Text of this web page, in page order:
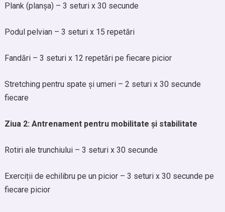
Plank (planșa) – 3 seturi x 30 secunde
Podul pelvian – 3 seturi x 15 repetări
Fandări – 3 seturi x 12 repetări pe fiecare picior
Stretching pentru spate și umeri – 2 seturi x 30 secunde
fiecare
Ziua 2: Antrenament pentru mobilitate și stabilitate
Rotiri ale trunchiului – 3 seturi x 30 secunde
Exerciții de echilibru pe un picior – 3 seturi x 30 secunde pe
fiecare picior